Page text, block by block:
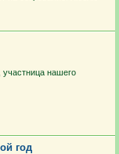
нашего
год